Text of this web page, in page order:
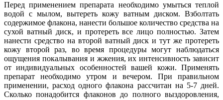
Перед применением препарата необходимо умыться теплой
водой с мылом, вытереть кожу ватным диском. Взболтать
содержимое флакона, нанести большое количество средства на
сухой ватный диск, и протереть все лицо полностью. Затем
нанести средство на второй ватный диск и тут же протереть
кожу второй раз, во время процедуры могут наблюдаться
ощущения покалывания и жжения, их интенсивность зависит
от индивидуальных особенностей вашей кожи. Применять
препарат необходимо утром и вечером. При правильном
применении, расход одного флакона рассчитан на 5-7 дней.
Сколько понадобится флаконов до полного выздоровления,